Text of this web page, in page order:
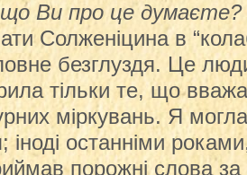
Ви про це думаєте?
Солженіцина в
безглуздя. Це
тільки те, що
міркувань. Я
іноді останніми
порожні слова за